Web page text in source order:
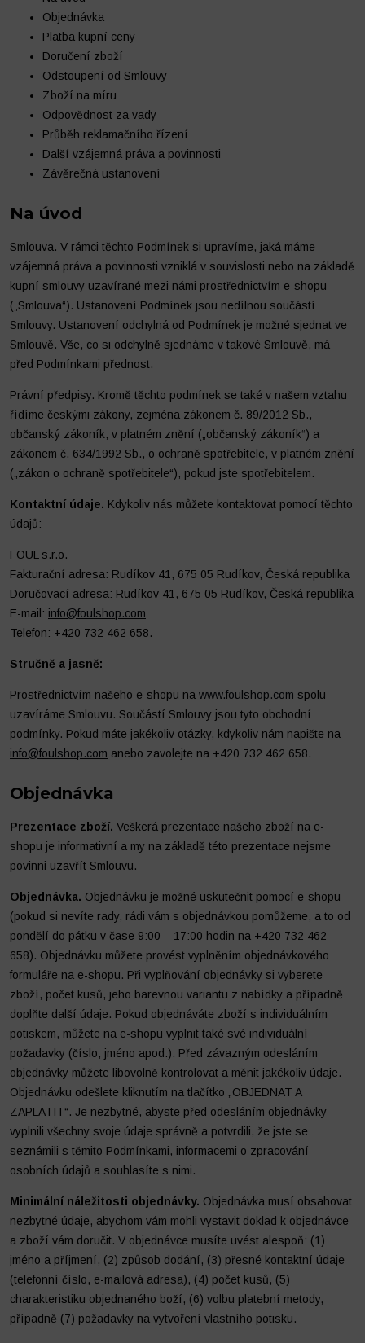
Objednávka
Platba kupní ceny
Doručení zboží
Odstoupení od Smlouvy
Zboží na míru
Odpovědnost za vady
Průběh reklamačního řízení
Další vzájemná práva a povinnosti
Závěrečná ustanovení
Na úvod
Smlouva. V rámci těchto Podmínek si upravíme, jaká máme
vzájemná práva a povinnosti vzniklá v souvislosti nebo na základě
kupní smlouvy uzavírané mezi námi prostřednictvím e-shopu
(„Smlouva“). Ustanovení Podmínek jsou nedílnou součástí
Smlouvy. Ustanovení odchylná od Podmínek je možné sjednat ve
Smlouvě. Vše, co si odchylně sjednáme v takové Smlouvě, má
před Podmínkami přednost.
Právní předpisy. Kromě těchto podmínek se také v našem vztahu
řídíme českými zákony, zejména zákonem č. 89/2012 Sb.,
občanský zákoník, v platném znění („občanský zákoník“) a
zákonem č. 634/1992 Sb., o ochraně spotřebitele, v platném znění
(„zákon o ochraně spotřebitele“), pokud jste spotřebitelem.
Kontaktní údaje. Kdykoliv nás můžete kontaktovat pomocí těchto
údajů:
FOUL s.r.o.
Fakturační adresa: Rudíkov 41, 675 05 Rudíkov, Česká republika
Doručovací adresa: Rudíkov 41, 675 05 Rudíkov, Česká republika
E-mail: info@foulshop.com
Telefon: +420 732 462 658.
Stručně a jasně:
Prostřednictvím našeho e-shopu na www.foulshop.com spolu
uzavíráme Smlouvu. Součástí Smlouvy jsou tyto obchodní
podmínky. Pokud máte jakékoliv otázky, kdykoliv nám napište na
info@foulshop.com anebo zavolejte na +420 732 462 658.
Objednávka
Prezentace zboží. Veškerá prezentace našeho zboží na e-
shopu je informativní a my na základě této prezentace nejsme
povinni uzavřít Smlouvu.
Objednávka. Objednávku je možné uskutečnit pomocí e-shopu
(pokud si nevíte rady, rádi vám s objednávkou pomůžeme, a to od
pondělí do pátku v čase 9:00 – 17:00 hodin na +420 732 462
658). Objednávku můžete provést vyplněním objednávkového
formuláře na e-shopu. Při vyplňování objednávky si vyberete
zboží, počet kusů, jeho barevnou variantu z nabídky a případně
doplňte další údaje. Pokud objednáváte zboží s individuálním
potiskem, můžete na e-shopu vyplnit také své individuální
požadavky (číslo, jméno apod.). Před závazným odesláním
objednávky můžete libovolně kontrolovat a měnit jakékoliv údaje.
Objednávku odešlete kliknutím na tlačítko „OBJEDNAT A
ZAPLATIT“. Je nezbytné, abyste před odesláním objednávky
vyplnili všechny svoje údaje správně a potvrdili, že jste se
seznámili s těmito Podmínkami, informacemi o zpracování
osobních údajů a souhlasíte s nimi.
Minimální náležitosti objednávky. Objednávka musí obsahovat
nezbytné údaje, abychom vám mohli vystavit doklad k objednávce
a zboží vám doručit. V objednávce musíte uvést alespoň: (1)
jméno a příjmení, (2) způsob dodání, (3) přesné kontaktní údaje
(telefonní číslo, e-mailová adresa), (4) počet kusů, (5)
charakteristiku objednaného boží, (6) volbu platební metody,
případně (7) požadavky na vytvoření vlastního potisku.